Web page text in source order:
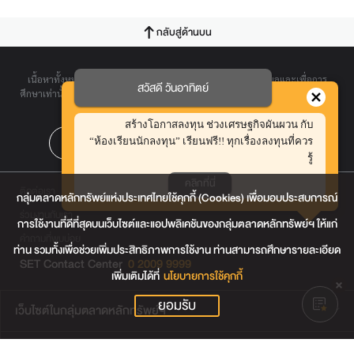
กลับสู่ด้านบน
เนื้อหาทั้งหมดบนเว็บไซต์นี้ มีขึ้นเพื่อวัตถุประสงค์ในการให้ข้อมูลและเพื่อการ
ศึกษาเท่านั้น ตลาดหลักทรัพย์ฯ มิได้ให้การรับรองและขอปฏิเสธต่อความรับผิดใด
ๆ ในเว็บไซต์นี้
ติดต่อเรา
ร่วมงานกับเรา
คำถามที่พบบ่อย
SET Contact Center 0 2009 9999
เว็บไซต์ในกลุ่มตลาดหลักทรัพย์ฯ
สวัสดี วันอาทิตย์
สร้างโอกาสลงทุน ช่วงเศรษฐกิจผันผวน กับ
“ห้องเรียนนักลงทุน” เรียนฟรี!! ทุกเรื่องลงทุนที่ควร
รู้
คลิกที่นี่
กลุ่มตลาดหลักทรัพย์แห่งประเทศไทยใช้คุกกี้ (Cookies) เพื่อมอบประสบการณ์
การใช้งานที่ดีที่สุดบนเว็บไซต์และแอปพลิเคชันของกลุ่มตลาดหลักทรัพย์ฯ ให้แก่
ท่าน รวมทั้งเพื่อช่วยเพิ่มประสิทธิภาพการใช้งาน ท่านสามารถศึกษารายละเอียด
เพิ่มเติมได้ที่ นโยบายการใช้คุกกี้
ยอมรับ